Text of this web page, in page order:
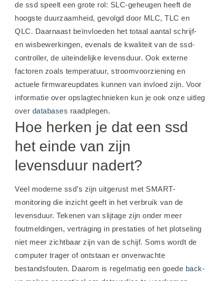
de ssd speelt een grote rol: SLC-geheugen heeft de
hoogste duurzaamheid, gevolgd door MLC, TLC en
QLC. Daarnaast beïnvloeden het totaal aantal schrijf-
en wisbewerkingen, evenals de kwaliteit van de ssd-
controller, de uiteindelijke levensduur. Ook externe
factoren zoals temperatuur, stroomvoorziening en
actuele firmwareupdates kunnen van invloed zijn. Voor
informatie over opslagtechnieken kun je ook onze uitleg
over databases raadplegen.
Hoe herken je dat een ssd
het einde van zijn
levensduur nadert?
Veel moderne ssd’s zijn uitgerust met SMART-
monitoring die inzicht geeft in het verbruik van de
levensduur. Tekenen van slijtage zijn onder meer
foutmeldingen, vertraging in prestaties of het plotseling
niet meer zichtbaar zijn van de schijf. Soms wordt de
computer trager of ontstaan er onverwachte
bestandsfouten. Daarom is regelmatig een goede back-